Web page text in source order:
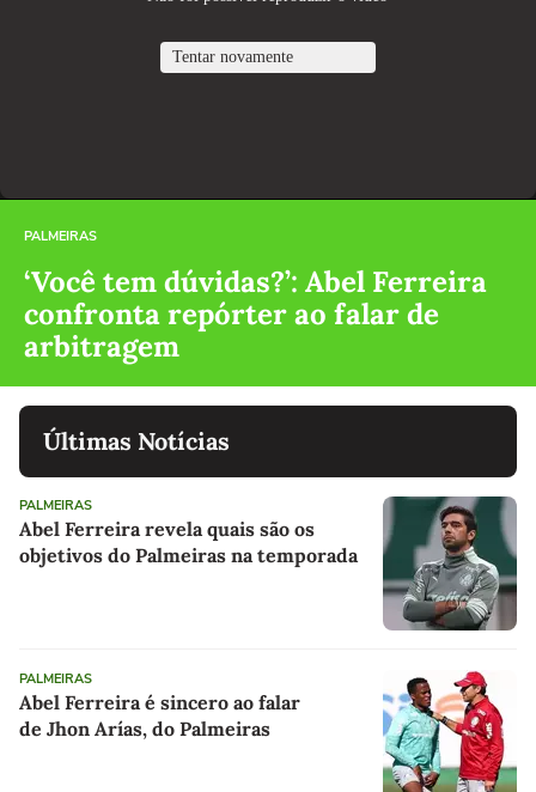
PALMEIRAS
‘Você tem dúvidas?’: Abel Ferreira
confronta repórter ao falar de
arbitragem
Últimas Notícias
PALMEIRAS
Abel Ferreira revela quais são os
objetivos do Palmeiras na temporada
PALMEIRAS
Abel Ferreira é sincero ao falar
de Jhon Arías, do Palmeiras